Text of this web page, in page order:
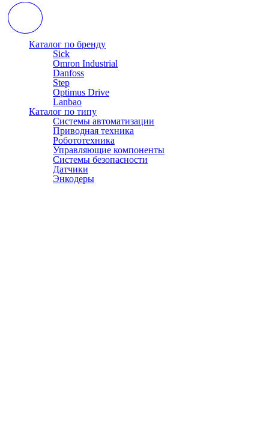
Каталог по бренду
Sick
Omron Industrial
Danfoss
Step
Optimus Drive
Lanbao
Каталог по типу
Системы автоматизации
Приводная техника
Робототехника
Управляющие компоненты
Системы безопасности
Датчики
Энкодеры